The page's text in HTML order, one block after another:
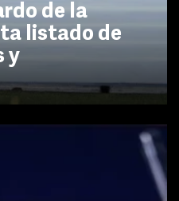
de la
listado de
y